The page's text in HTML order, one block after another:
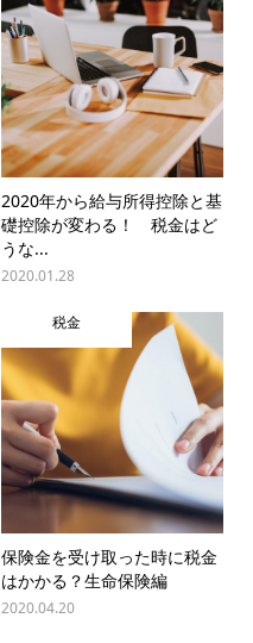
2020年から給与所得控除と基
礎控除が変わる！ 税金はど
うな...
2020.01.28
税金
保険金を受け取った時に税金
はかかる？生命保険編
2020.04.20